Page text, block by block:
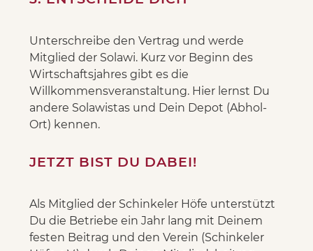
Unterschreibe den Vertrag und werde
Mitglied der Solawi. Kurz vor Beginn des
Wirtschaftsjahres gibt es die
Willkommensveranstaltung. Hier lernst Du
andere Solawistas und Dein Depot (Abhol-
Ort) kennen.
JETZT BIST DU DABEI!
Als Mitglied der Schinkeler Höfe unterstützt
Du die Betriebe ein Jahr lang mit Deinem
festen Beitrag und den Verein (Schinkeler